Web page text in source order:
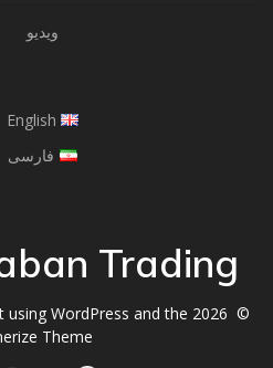
ویدیو
English
فارسی
Trading
© 2026 Arman Shaban Trading. Built using WordPress and the
Theme